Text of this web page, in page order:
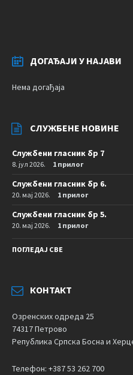
ДОГАЂАЈИ У НАЈАВИ
Нема догађаја
СЛУЖБЕНЕ НОВИНЕ
Службени гласник бр 7
8. јул 2026. 1 прилог
Службени гласник бр 6.
20. мај 2026. 1 прилог
Службени гласник бр 5.
20. мај 2026. 1 прилог
ПОГЛЕДАЈ СВЕ
КОНТАКТ
Озренских одреда 25
74317 Петрово
Република Српска Босна и
Телефон: +387 53 262 700